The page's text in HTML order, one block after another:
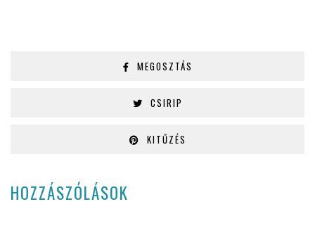
MEGOSZTÁS
CSIRIP
KITŰZÉS
HOZZÁSZÓLÁSOK